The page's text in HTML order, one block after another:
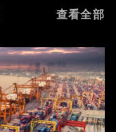
查看全部